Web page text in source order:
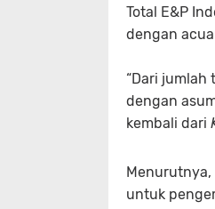
Total E&P
dengan
“Dari jumlah
dengan
kembali dari
Menurutnya,
untuk